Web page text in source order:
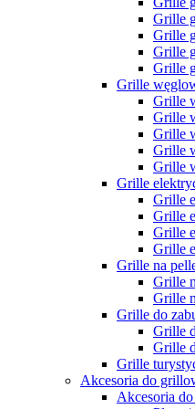
Grille
Grille
Grille
Grille
Grille
Grille
Grille
Grille
Grille
Grille
Grille
Grille
Grille
Grille
Grille
Grille na
Grille
Grille
Grille do
Grille
Grille
Grille
Akcesoria do
Akcesoria